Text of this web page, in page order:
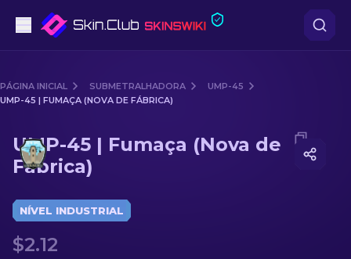
Nível intermédio
Rifles
Facas
PÁGINA INICIAL SUBMETRALHADORA
UMP-45
UMP-45 | FUMAÇA (NOVA DE FÁBRICA)
Media of UMP-45 | Fumaça (Nova de Fábrica)
UMP-45 | Fumaça (Nova de
Fábrica)
NÍVEL INDUSTRIAL
$2.12